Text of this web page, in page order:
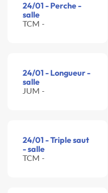
24/01 - Perche -
salle
TCM -
24/01 - Longueur -
salle
JUM -
24/01 - Triple saut
- salle
TCM -